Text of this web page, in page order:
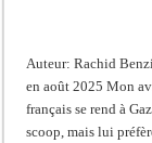
Auteur: Rachid
en août 2025 Mon
français se rend à
scoop, mais lui